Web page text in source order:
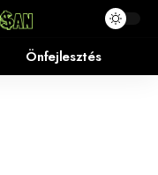
Önfejlesztés